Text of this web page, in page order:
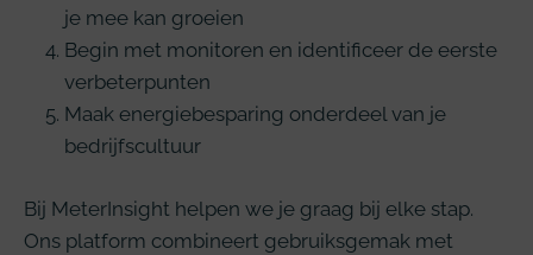
je mee kan groeien
Begin met monitoren en identificeer de eerste
verbeterpunten
Maak energiebesparing onderdeel van je
bedrijfscultuur
Bij MeterInsight helpen we je graag bij elke stap.
Ons platform combineert gebruiksgemak met